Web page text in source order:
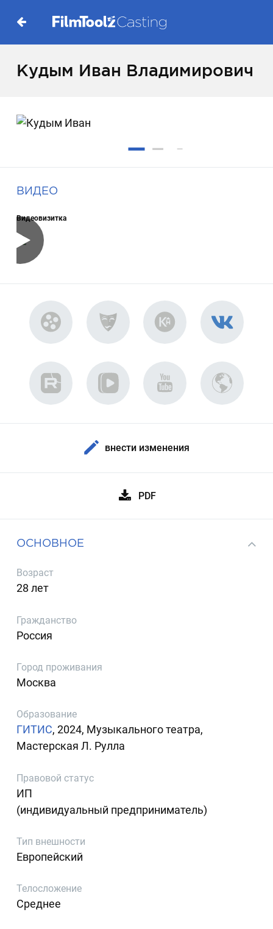
Кудым Иван Владимирович
ВИДЕО
Видеовизитка
внести изменения
PDF
ОСНОВНОЕ
Возраст
28 лет
Гражданство
Россия
Город проживания
Москва
Образование
ГИТИС, 2024, Музыкального театра,
Мастерская Л. Рулла
Правовой статус
ИП
(индивидуальный предприниматель)
Тип внешности
Европейский
Телосложение
Среднее